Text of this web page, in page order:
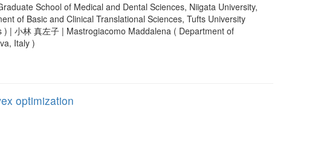
School of Medical and Dental Sciences, Niigata University,
of Basic and Clinical Translational Sciences, Tufts University
| 小林 真左子 | Mastrogiacomo Maddalena ( Department of
Italy )
optimization